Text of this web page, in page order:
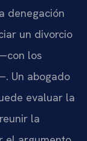
denegación
un divorcio
los
Un abogado
evaluar la
la